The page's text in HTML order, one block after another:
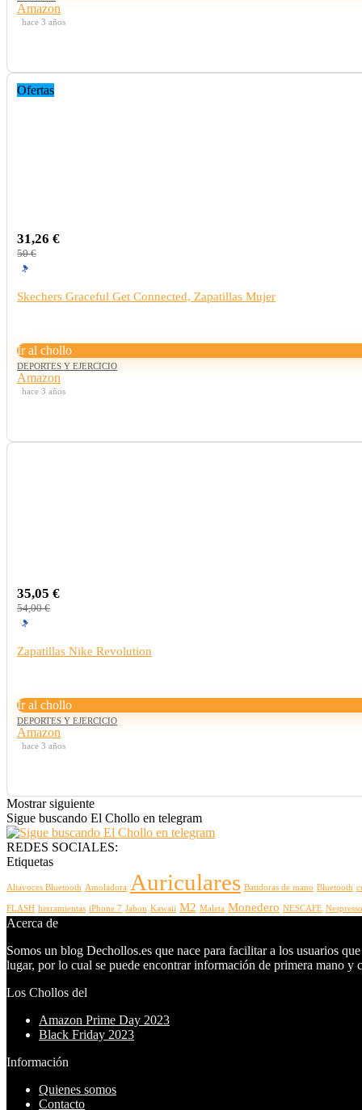
Amazon
hace 3 años
Ofertas
31,26 €
50 €
Skechers Graceful Get Connected, Zapatillas Mujer
Ir al chollo
DEPORTES Y EJERCICIO
Amazon
hace 3 años
35,05 €
54,00 €
Zapatillas Nike Revolution
Ir al chollo
DEPORTES Y EJERCICIO
Amazon
hace 3 años
Mostrar siguiente
Sigue buscando El Chollo en telegram
REDES SOCIALES:
Etiquetas
Altavoces Bluetooth Amoladora Auriculares Batidoras de mano Bluetooth
FLASH herramientas iPhone 7 Jabon Kawaii M2 Maleta Monedero NESCAFE Nespresso
Acerca de
Somos un blog Dechollos.es que nace para facilitar a los usuarios
lugar, por lo cual se puede encontrar información de primera mano y
Los Chollos del
Amazon Prime Day 2023
Black Friday 2023
Información
Quienes somos
Contacto